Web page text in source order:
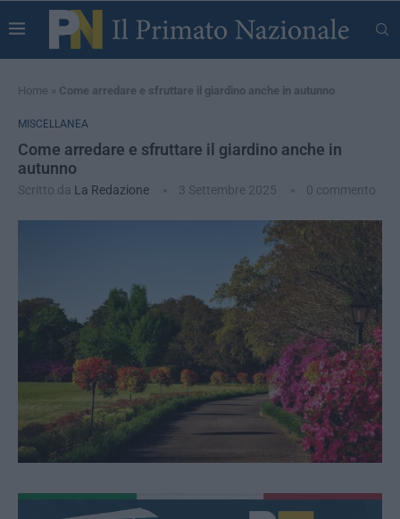
Home » Come arredare e sfruttare il giardino anche in autunno
MISCELLANEA
Come arredare e sfruttare il giardino anche in
autunno
Scritto da La Redazione 3 Settembre 2025 0 commento